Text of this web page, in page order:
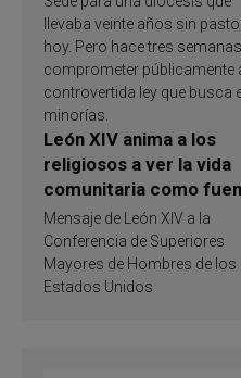
llevaba veinte años sin
hoy. Pero hace tres
comprometer públicamente
controvertida ley que busca
minorías.
León XIV anima a los
religiosos a ver la vida
comunitaria como
de inspiración y
santificación
Mensaje de León XIV a la
Conferencia de Superiores
Mayores de Hombres de los
Estados Unidos